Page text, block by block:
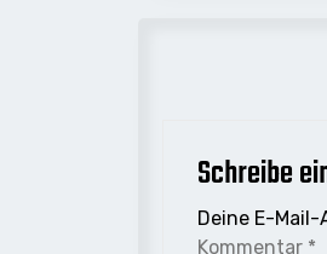
Schreibe
Deine E-
Kommentar *